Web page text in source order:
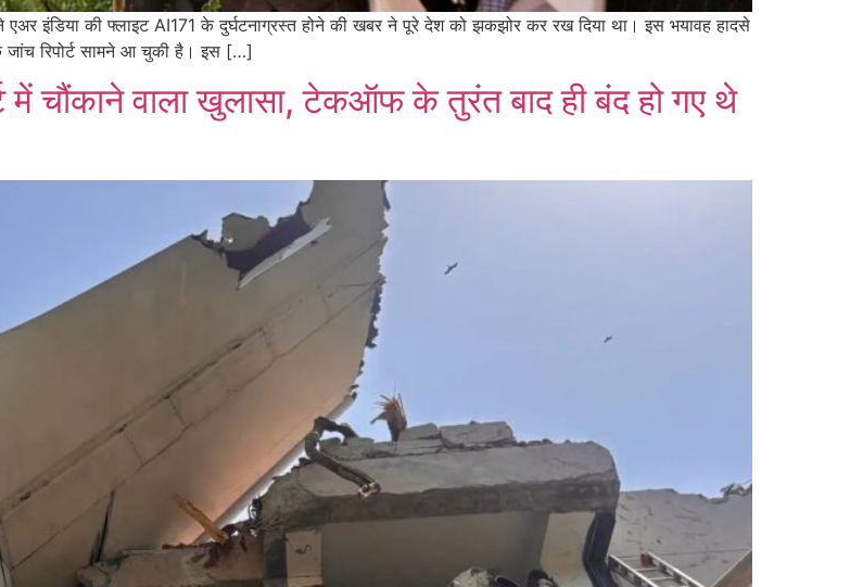
की फ्लाइट AI171 के दुर्घटनाग्रस्त होने की खबर ने पूरे देश को झकझोर कर रख दिया था। इस भयावह हादसे
रिपोर्ट सामने आ चुकी है। इस […]
में चौंकाने वाला खुलासा, टेकऑफ के तुरंत बाद ही बंद हो गए थे